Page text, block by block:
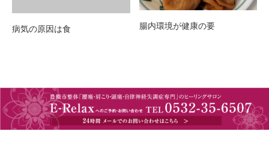
病気の原因は食 腸内環境が健康の要